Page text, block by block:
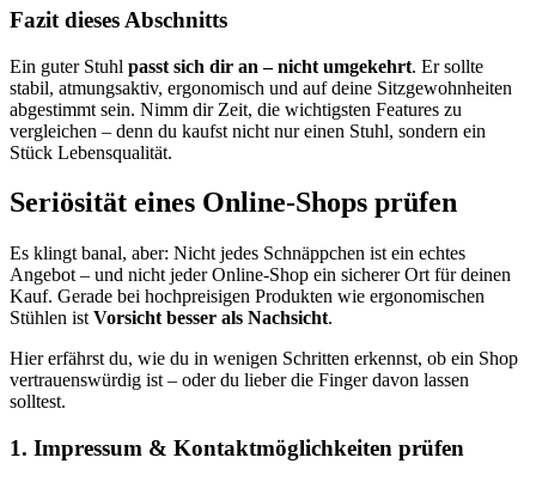
Fazit dieses Abschnitts
Ein guter Stuhl passt sich dir an – nicht umgekehrt. Er sollte
stabil, atmungsaktiv, ergonomisch und auf deine Sitzgewohnheiten
abgestimmt sein. Nimm dir Zeit, die wichtigsten Features zu
vergleichen – denn du kaufst nicht nur einen Stuhl, sondern ein
Stück Lebensqualität.
Seriösität eines Online-Shops prüfen
Es klingt banal, aber: Nicht jedes Schnäppchen ist ein echtes
Angebot – und nicht jeder Online-Shop ein sicherer Ort für deinen
Kauf. Gerade bei hochpreisigen Produkten wie ergonomischen
Stühlen ist Vorsicht besser als Nachsicht.
Hier erfährst du, wie du in wenigen Schritten erkennst, ob ein Shop
vertrauenswürdig ist – oder du lieber die Finger davon lassen
solltest.
1. Impressum & Kontaktmöglichkeiten prüfen